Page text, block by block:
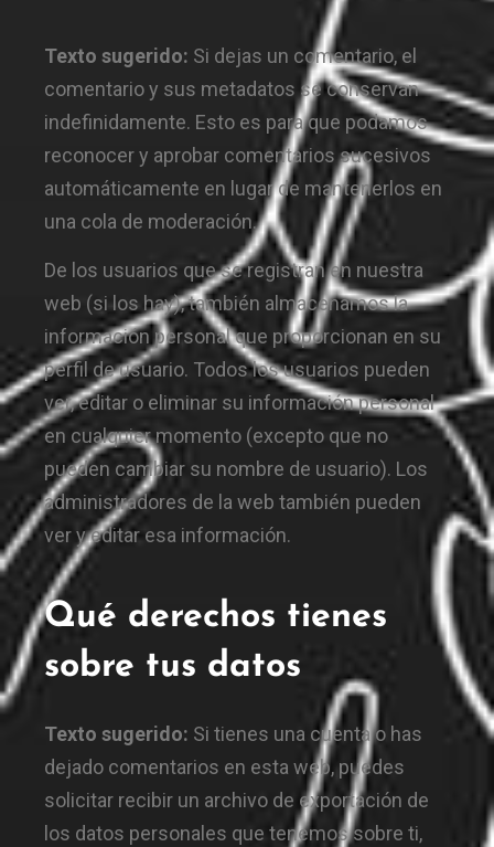
Texto sugerido: Si dejas un comentario, el
comentario y sus metadatos se conservan
indefinidamente. Esto es para que podamos
reconocer y aprobar comentarios sucesivos
automáticamente en lugar de mantenerlos en
una cola de moderación.
De los usuarios que se registran en nuestra
web (si los hay), también almacenamos la
información personal que proporcionan en su
perfil de usuario. Todos los usuarios pueden
ver, editar o eliminar su información personal
en cualquier momento (excepto que no
pueden cambiar su nombre de usuario). Los
administradores de la web también pueden
ver y editar esa información.
Qué derechos tienes
sobre tus datos
Texto sugerido: Si tienes una cuenta o has
dejado comentarios en esta web, puedes
solicitar recibir un archivo de exportación de
los datos personales que tenemos sobre ti,